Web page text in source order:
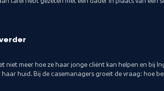
niet meer hoe ze haar jonge cliënt kan helpen en bij
haar huid. Bij de casemanagers groeit de vraag: hoe